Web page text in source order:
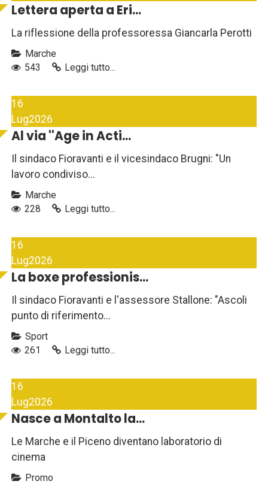
Lettera aperta a Eri...
La riflessione della professoressa Giancarla Perotti
Marche
543
Leggi tutto...
16
Lug2026
Al via ''Age in Acti...
Il sindaco Fioravanti e il vicesindaco Brugni: "Un
lavoro condiviso...
Marche
228
Leggi tutto...
16
Lug2026
La boxe professionis...
Il sindaco Fioravanti e l'assessore Stallone: "Ascoli
punto di riferimento...
Sport
261
Leggi tutto...
16
Lug2026
Nasce a Montalto la...
Le Marche e il Piceno diventano laboratorio di
cinema
Promo